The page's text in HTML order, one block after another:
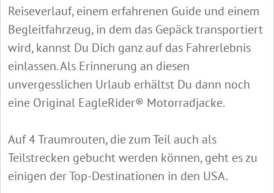
Reiseverlauf, einem erfahrenen Guide und einem
Begleitfahrzeug, in dem das Gepäck transportiert
wird, kannst Du Dich ganz auf das Fahrerlebnis
einlassen. Als Erinnerung an diesen
unvergesslichen Urlaub erhältst Du dann noch
eine Original EagleRider® Motorradjacke.
Auf 4 Traumrouten, die zum Teil auch als
Teilstrecken gebucht werden können, geht es zu
einigen der Top-Destinationen in den USA.